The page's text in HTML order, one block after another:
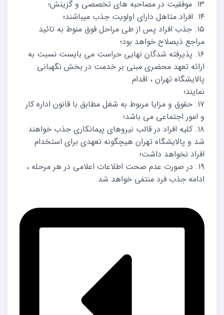
۱۳. موفقیت در مصاحبه های تخصصی و گزینش؛
۱۴. افراد متاهل دارای اولویت جذب میباشند؛
۱۵. جذب افراد پس از طی مراحل فوق منوط به تائید
مراجع ذیصلاح خواهد بود؛
۱۶. پذیرفته شدگان نهایی حراست می بایست نسبت به
ارائه تعهد محضری مبنی بر خدمت در بخش نگهبانی
پالایشگاه تهران ، اقدام
نمایند؛
۱۷. حقوق و مزایا مربوط به شغل مطابق با قانون اداره کار
و امور اجتماعی می باشد؛
۱۸. کلیه افراد در قالب نیروهای پیمانکاری جذب خواهند
شد و پالایشگاه تهران هیچگونه تعهدی برای استخدام
افراد نخواهد داشت؛
۱۹. در صورت عدم صحت اطلاعات اعلامی در هر مرحله ،
ادامه جذب فرد منتفی خواهد شد.